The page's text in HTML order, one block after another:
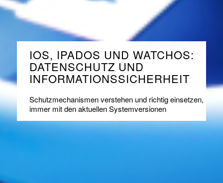
IOS, IPADOS UND WATCHOS:
DATENSCHUTZ UND
INFORMATIONSSICHERHEIT
Schutzmechanismen verstehen und richtig einsetzen,
immer mit den aktuellen Systemversionen